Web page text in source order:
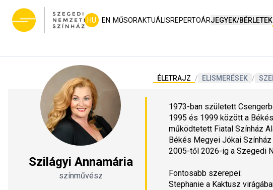
HU EN MŰSORAKTUÁLISREPERTOÁRJEGYEK/BÉRLETEK
Szilágyi Annamária
színművész
ÉLETRAJZ / ELISMERÉSEK /
1973-ban született
1995 és 1999 között a
működtetett Fiatal Színház
Békés Megyei Jókai Színház
2005-től 2026-ig a Szegedi
Fontosabb szerepei:
Stephanie a Kaktusz virágá